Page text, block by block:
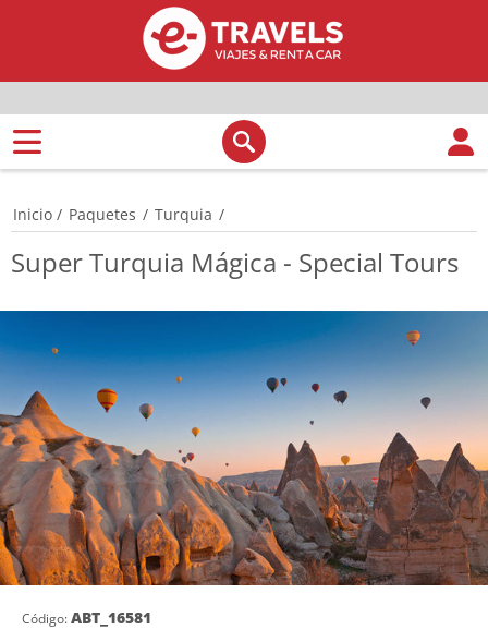
Inicio / Paquetes / Turquia /
Super Turquia Mágica - Special Tours
Código:ABT_16581